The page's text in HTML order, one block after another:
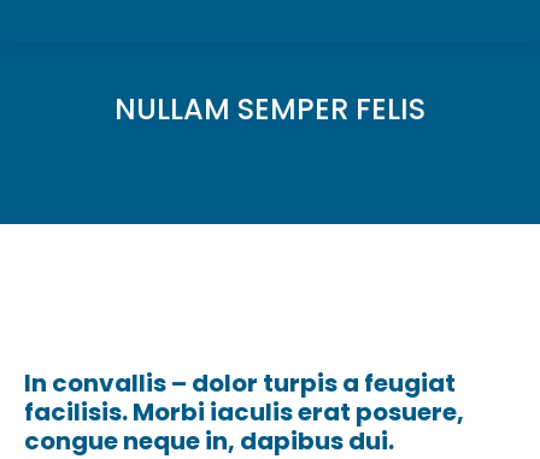
NULLAM SEMPER FELIS
In convallis – dolor turpis a feugiat
facilisis. Morbi iaculis erat posuere,
congue neque in, dapibus dui.